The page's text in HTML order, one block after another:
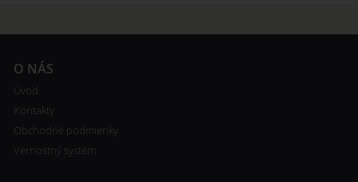
O NÁS
Úvod
Kontakty
Obchodné podmienky
Vernostný systém